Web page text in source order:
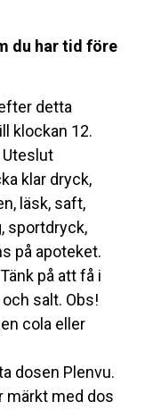
du har tid före
detta
klockan 12.
Uteslut
klar dryck,
läsk, saft,
sportdryck,
på apoteket.
på att få i
salt. Obs!
cola eller
dosen Plenvu.
märkt med dos